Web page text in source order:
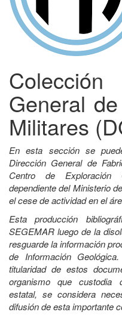
General
Militares
En esta sección se
Dirección General de
Centro de Exploración
dependiente del Ministerio
el cese de actividad en el
Esta producción
SEGEMAR luego de la
resguarde la información
de Información
titularidad de estos
organismo que custodia
estatal, se considera
difusión de esta importante